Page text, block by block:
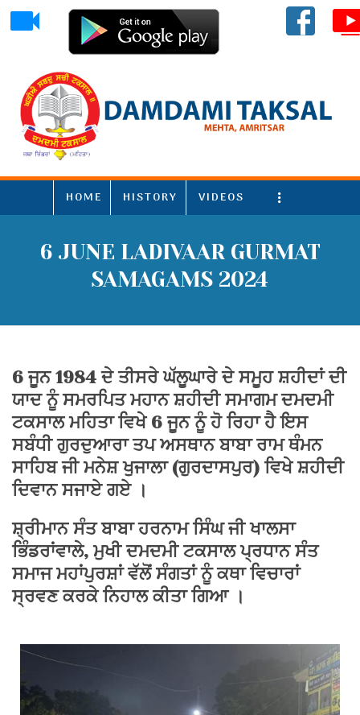
HOME HISTORY VIDEOS More
6 JUNE LADIVAAR GURMAT
SAMAGAMS 2024
6 ਜੂਨ 1984 ਦੇ ਤੀਸਰੇ ਘੱਲੂਘਾਰੇ ਦੇ ਸਮੂਹ ਸ਼ਹੀਦਾਂ ਦੀ
ਯਾਦ ਨੂੰ ਸਮਰਪਿਤ ਮਹਾਨ ਸ਼ਹੀਦੀ ਸਮਾਗਮ ਦਮਦਮੀ
ਟਕਸਾਲ ਮਹਿਤਾ ਵਿਖੇ 6 ਜੂਨ ਨੂੰ ਹੋ ਰਿਹਾ ਹੈ ਇਸ
ਸਬੰਧੀ ਗੁਰਦੁਆਰਾ ਤਪ ਅਸਥਾਨ ਬਾਬਾ ਰਾਮ ਥੰਮਨ
ਸਾਹਿਬ ਜੀ ਮਨੇਸ਼ ਖੁਜਾਲਾ (ਗੁਰਦਾਸਪੁਰ) ਵਿਖੇ ਸ਼ਹੀਦੀ
ਦਿਵਾਨ ਸਜਾਏ ਗਏ ।
ਸ਼੍ਰੀਮਾਨ ਸੰਤ ਬਾਬਾ ਹਰਨਾਮ ਸਿੰਘ ਜੀ ਖਾਲਸਾ
ਭਿੰਡਰਾਂਵਾਲੇ, ਮੁਖੀ ਦਮਦਮੀ ਟਕਸਾਲ ਪ੍ਰਧਾਨ ਸੰਤ
ਸਮਾਜ ਮਹਾਂਪੁਰਸ਼ਾਂ ਵੱਲੋਂ ਸੰਗਤਾਂ ਨੂੰ ਕਥਾ ਵਿਚਾਰਾਂ
ਸ੍ਰਵਣ ਕਰਕੇ ਨਿਹਾਲ ਕੀਤਾ ਗਿਆ ।